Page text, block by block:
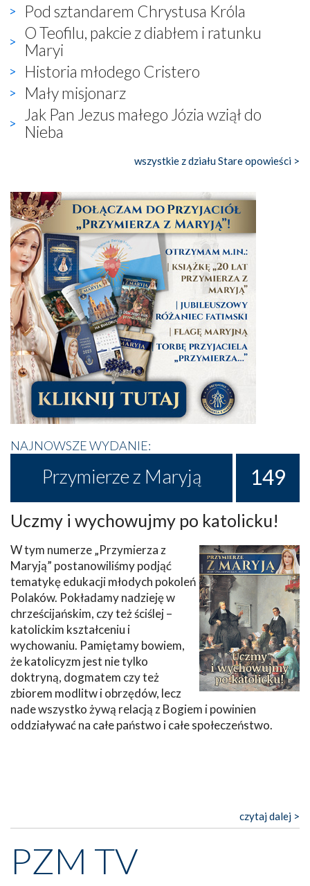
Pod sztandarem Chrystusa Króla
O Teofilu, pakcie z diabłem i ratunku
Maryi
Historia młodego Cristero
Mały misjonarz
Jak Pan Jezus małego Józia wziął do
Nieba
wszystkie z działu Stare opowieści >
NAJNOWSZE WYDANIE:
Przymierze z Maryją 149
Uczmy i wychowujmy po katolicku!
W tym numerze „Przymierza z
Maryją” postanowiliśmy podjąć
tematykę edukacji młodych pokoleń
Polaków. Pokładamy nadzieję w
chrześcijańskim, czy też ściślej –
katolickim kształceniu i
wychowaniu. Pamiętamy bowiem,
że katolicyzm jest nie tylko
doktryną, dogmatem czy też
zbiorem modlitw i obrzędów, lecz
nade wszystko żywą relacją z Bogiem i powinien
oddziaływać na całe państwo i całe społeczeństwo.
czytaj dalej >
PZM TV